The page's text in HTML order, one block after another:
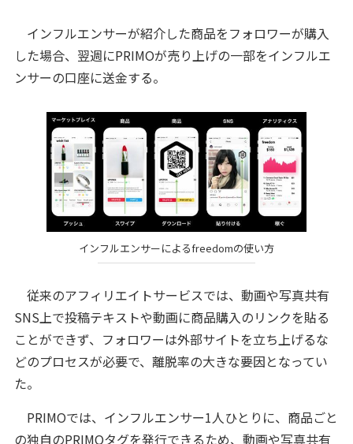
インフルエンサーが紹介した商品をフォロワーが購入
した場合、翌週にPRIMOが売り上げの一部をインフルエ
ンサーの口座に送金する。
インフルエンサーによるfreedomの使い方
従来のアフィリエイトサービスでは、動画や写真共有
SNS上で投稿テキストや動画に商品購入のリンクを貼る
ことができず、フォロワーは外部サイトを立ち上げるな
どのプロセスが必要で、離脱率の大きな要因となってい
た。
PRIMOでは、インフルエンサー1人ひとりに、商品ごと
の独自のPRIMOタグを発行できるため、動画や写真共有